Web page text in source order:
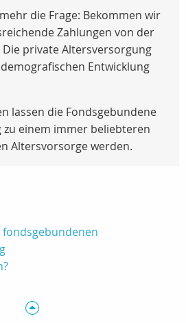
die Frage: Bekommen wir
Zahlungen von der
Die private Altersversorgung
Entwicklung
lassen die Fondsgebundene
zu einem immer beliebteren
Altersvorsorge werden.
fondsgebundenen